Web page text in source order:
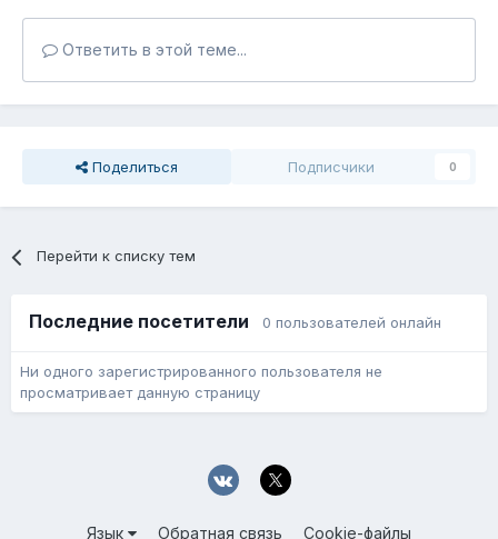
Ответить в этой теме...
Поделиться Подписчики 0
Перейти к списку тем
Последние посетители 0 пользователей онлайн
Ни одного зарегистрированного пользователя не
просматривает данную страницу
Язык Обратная связь Cookie-файлы